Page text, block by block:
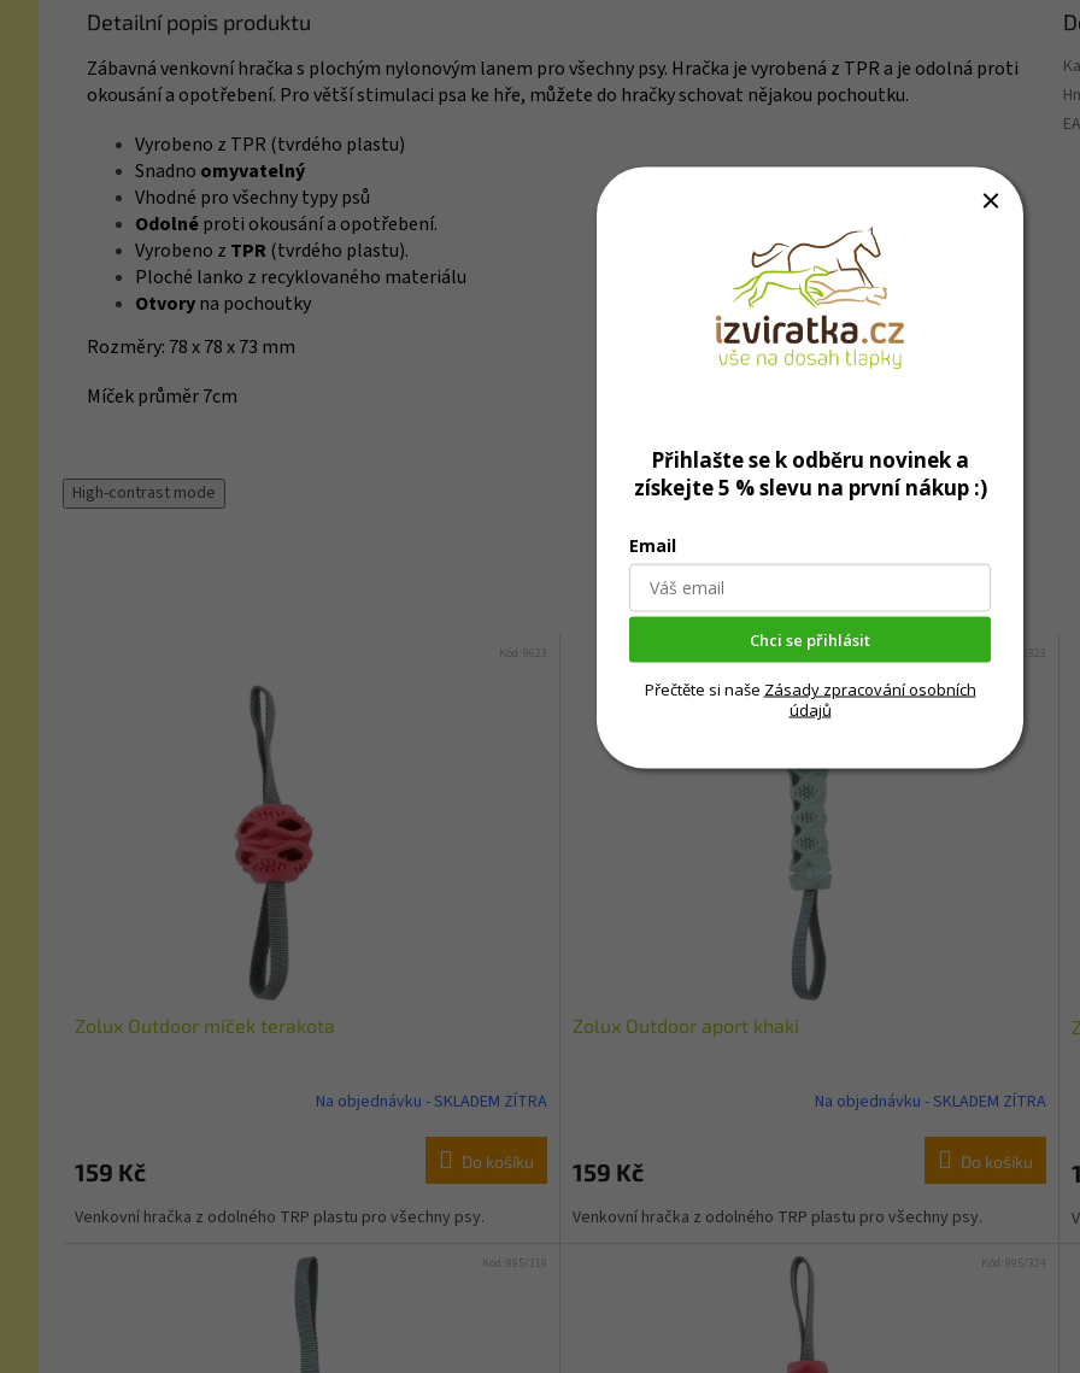
Detailní popis produktu
Zábavná venkovní hračka s plochým nylonovým lanem pro všechny psy. Hračka je vyrobená z TPR a je odolná proti
okousání a opotřebení. Pro větší stimulaci psa ke hře, můžete do hračky schovat nějakou pochoutku.
Vyrobeno z TPR (tvrdého plastu)
Snadno omyvatelný
Vhodné pro všechny typy psů
Odolnéproti okousání a opotřebení.
Vyrobeno z TPR (tvrdého plastu).
Ploché lanko z recyklovaného materiálu
Otvoryna pochoutky
Rozměry: 78 x 78 x 73 mm
Míček průměr 7cm
High-contrast mode
Mohlo by Vás zajímat
Zolux Outdoor míček terakota
Na objednávku - SKLADEM ZÍTRA
159 Kč Do košíku
Venkovní hračka z odolného TRP plastu pro všechny psy.
Kód:9623
Zolux Outdoor aport khaki
Na objednávku - SKLADEM ZÍTRA
159 Kč Do košíku
Venkovní hračka z odolného TRP plastu pro všechny psy.
995/323
Kód:995/319 Kód: 995/324
Přihlašte se k odběru novinek a
získejte 5 % slevu na první nákup :)
Email
Chci se přihlásit
Přečtěte si naše Zásady zpracování osobních
údajů